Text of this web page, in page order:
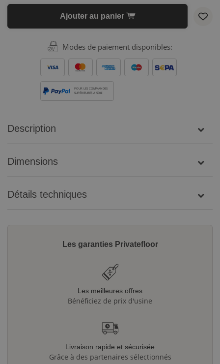
Ajouter au panier
Modes de paiement disponibles:
POUR LES COMMANDES
SUPÉRIEURES À 500€
Description
Dimensions
Détails techniques
Les garanties Privatefloor
Les meilleures offres
Bénéficiez de prix d'usine
Livraison rapide et sécurisée
Grâce à des partenaires sélectionnés